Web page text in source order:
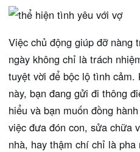
Việc chủ động giúp đỡ nàng
ngày không chỉ là trách
tuyệt vời để bộc lộ tình cảm.
này, bạn đang gửi đi thông
hiểu và bạn muốn đồng
việc đưa đón con, sửa chữa
nhà, hay thậm chí chỉ là